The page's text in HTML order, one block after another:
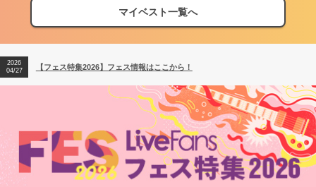
マイベスト一覧へ
【フェス特集2026】フェス情報はここから！
【ライブ動員ランキング】2026年上半期編発表！
2026
04/27
【フェス特集2026】フェス情報はここから！
2026
【ライブ動員ランキング】2026年上半期編発表！